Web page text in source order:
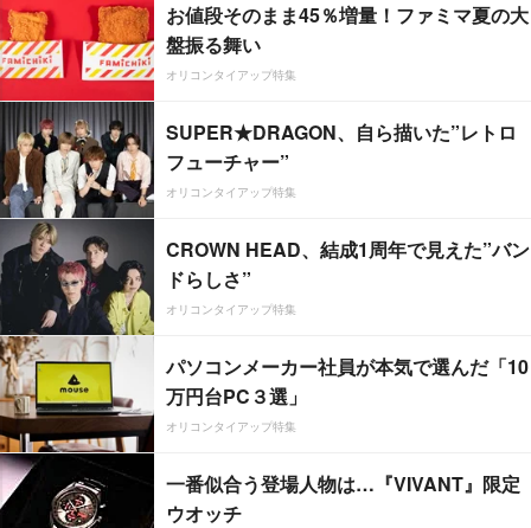
お値段そのまま45％増量！ファミマ夏の大
盤振る舞い
オリコンタイアップ特集
SUPER★DRAGON、自ら描いた”レトロ
フューチャー”
オリコンタイアップ特集
CROWN HEAD、結成1周年で見えた”バン
ドらしさ”
オリコンタイアップ特集
パソコンメーカー社員が本気で選んだ「10
万円台PC３選」
オリコンタイアップ特集
一番似合う登場人物は…『VIVANT』限定
ウオッチ